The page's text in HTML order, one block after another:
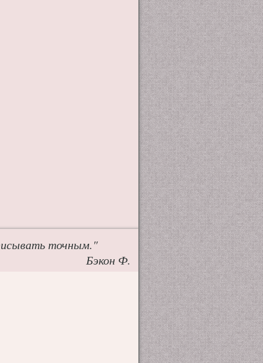
точным."
Бэкон Ф.